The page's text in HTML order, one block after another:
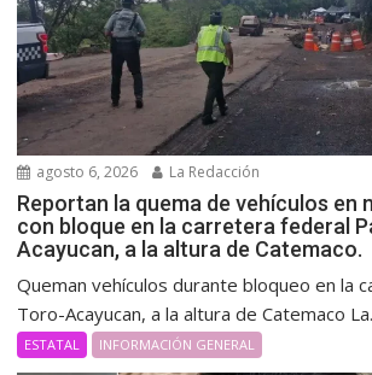
agosto 6, 2026 La Redacción
Reportan la quema de vehículos en
con bloque en la carretera federal
Acayucan, a la altura de Catemaco.
Queman vehículos durante bloqueo en la
Toro-Acayucan, a la altura de Catemaco
ESTATAL INFORMACIÓN GENERAL